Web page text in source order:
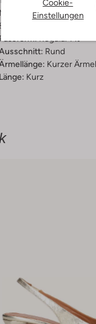
Cookie-
Einstellungen
Materiaalpercentages:
% Poliester, 17 %
Passform:
Rund
Kurzer Ärmel
Länge: Kurz